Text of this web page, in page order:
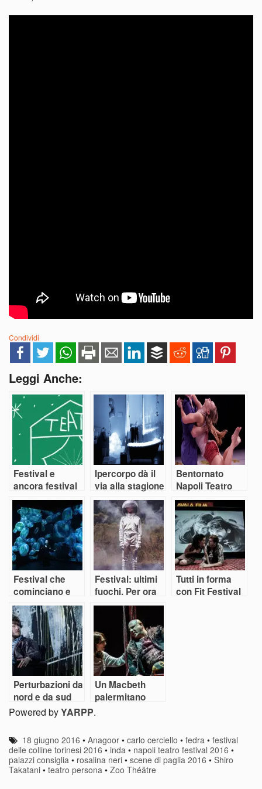
Condividi
Leggi Anche:
Festival e
ancora festival
Ipercorpo dà il
via alla stagione
dei festival
Bentornato
Napoli Teatro
Festival
Festival che
cominciano e
che finiscono
Festival: ultimi
fuochi. Per ora
Tutti in forma
con Fit Festival
Perturbazioni da
nord e da sud
nell’estate dei
Un Macbeth
palermitano
Powered byYARPP.
18 giugno 2016 •Anagoor •carlo cerciello •fedra •festival
delle colline torinesi 2016 • inda • napoli teatro festival 2016 •
palazzi consiglia • rosalina neri • scene di paglia 2016 • Shiro
Takatani • teatro persona • Zoo Théâtre